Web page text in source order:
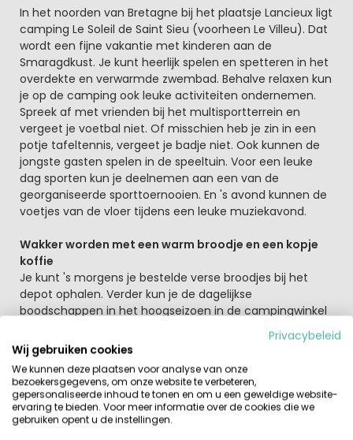
Beschrijving
In het noorden van Bretagne bij het plaatsje Lancieux ligt
camping Le Soleil de Saint Sieu (voorheen Le Villeu). Dat
wordt een fijne vakantie met kinderen aan de
Smaragdkust. Je kunt heerlijk spelen en spetteren in het
overdekte en verwarmde zwembad. Behalve relaxen kun
je op de camping ook leuke activiteiten ondernemen.
Spreek af met vrienden bij het multisportterrein en
vergeet je voetbal niet. Of misschien heb je zin in een
potje tafeltennis, vergeet je badje niet. Ook kunnen de
jongste gasten spelen in de speeltuin. Voor een leuke
dag sporten kun je deelnemen aan een van de
georganiseerde sporttoernooien. En 's avond kunnen de
voetjes van de vloer tijdens een leuke muziekavond.
Wakker worden met een warm broodje en een kopje
koffie
Je kunt 's morgens je bestelde verse broodjes bij het
depot ophalen. Verder kun je de dagelijkse
boodschappen in het hoogseizoen in de campingwinkel
halen. En wil je af en toe je mail checken dan kun je op
het hele campingterrein gebruik maken van wifi. De
kampeerplekken zijn veelal schaduwrijk en de
accommodaties zijn comfortabel ingericht.
Wat kun je allemaal doen buiten de camping
Maak tijdens jullie campingvakantie op camping Le Soleil
Privacybeleid
Wij gebruiken cookies
We kunnen deze plaatsen voor analyse van onze
bezoekersgegevens, om onze website te verbeteren,
gepersonaliseerde inhoud te tonen en om u een geweldige website-
ervaring te bieden. Voor meer informatie over de cookies die we
gebruiken opent u de instellingen.